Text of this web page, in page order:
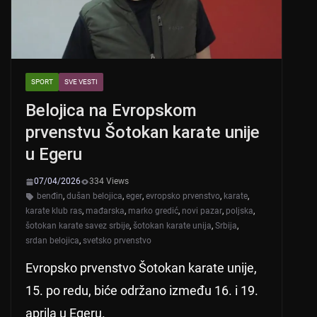
SPORT SVE VESTI
Belojica na Evropskom
prvenstvu Šotokan karate unije
u Egeru
07/04/2026
334 Views
benđin, dušan belojica, eger, evropsko prvenstvo, karate,
karate klub ras, mađarska, marko gredić, novi pazar, poljska,
šotokan karate savez srbije, šotokan karate unija, Srbija,
srdan belojica, svetsko prvenstvo
Evropsko prvenstvo Šotokan karate unije,
15. po redu, biće održano između 16. i 19.
aprila u Egeru.